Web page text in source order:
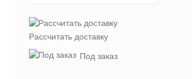
Рассчитать доставку
Под заказ